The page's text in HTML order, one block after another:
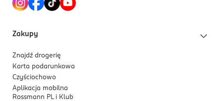
Zakupy
Znajdź drogerię
Karta podarunkowa
Czyściochowo
Aplikacja mobilna
Rossmann PL i Klub